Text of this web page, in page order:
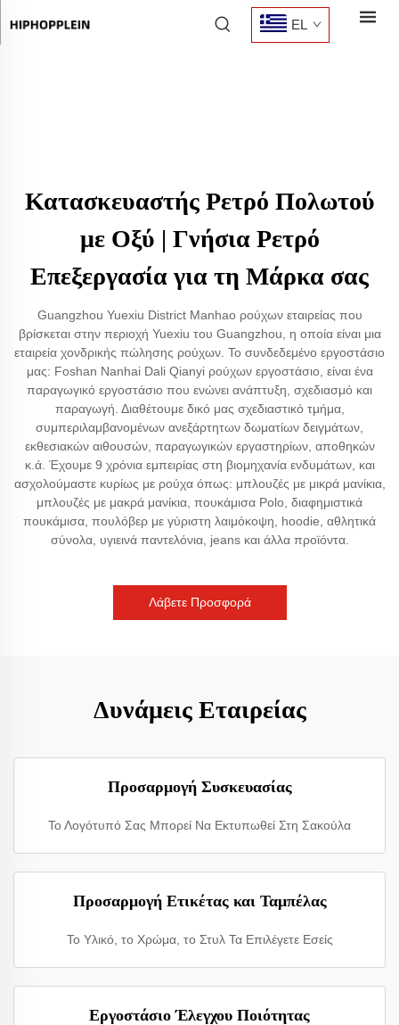
EL
Κατασκευαστής Ρετρό Πολωτού
με Οξύ | Γνήσια Ρετρό
Επεξεργασία για τη Μάρκα σας
Guangzhou Yuexiu District Manhao ρούχων εταιρείας που
βρίσκεται στην περιοχή Yuexiu του Guangzhou, η οποία είναι μια
εταιρεία χονδρικής πώλησης ρούχων. Το συνδεδεμένο εργοστάσιο
μας: Foshan Nanhai Dali Qianyi ρούχων εργοστάσιο, είναι ένα
παραγωγικό εργοστάσιο που ενώνει ανάπτυξη, σχεδιασμό και
παραγωγή. Διαθέτουμε δικό μας σχεδιαστικό τμήμα,
συμπεριλαμβανομένων ανεξάρτητων δωματίων δειγμάτων,
εκθεσιακών αιθουσών, παραγωγικών εργαστηρίων, αποθηκών
κ.ά. Έχουμε 9 χρόνια εμπειρίας στη βιομηχανία ενδυμάτων, και
ασχολούμαστε κυρίως με ρούχα όπως: μπλουζές με μικρά μανίκια,
μπλουζές με μακρά μανίκια, πουκάμισα Polo, διαφημιστικά
πουκάμισα, πουλόβερ με γύριστη λαιμόκοψη, hoodie, αθλητικά
σύνολα, υγιεινά παντελόνια, jeans και άλλα προϊόντα.
Λάβετε Προσφορά
Δυνάμεις Εταιρείας
Προσαρμογή Συσκευασίας
Το Λογότυπό Σας Μπορεί Να Εκτυπωθεί Στη Σακούλα
Προσαρμογή Ετικέτας και Ταμπέλας
Το Υλικό, το Χρώμα, το Στυλ Τα Επιλέγετε Εσείς
Εργοστάσιο Έλεγχου Ποιότητας